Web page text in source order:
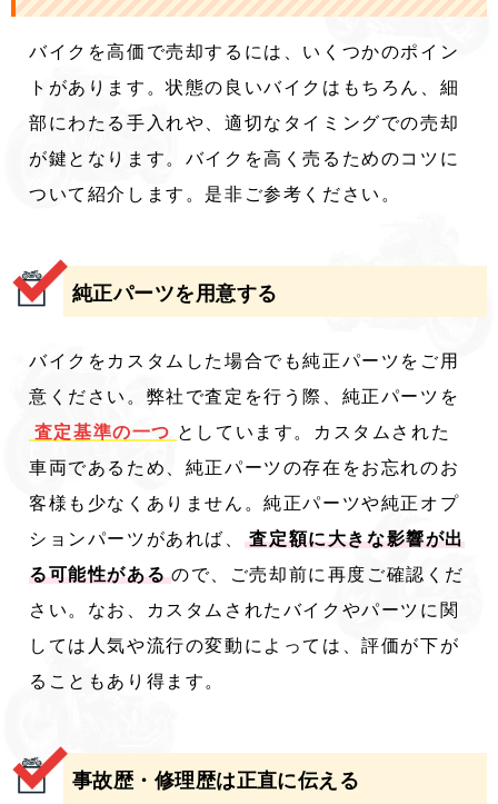
バイクを高価で売却するには、いくつかのポイン
トがあります。状態の良いバイクはもちろん、細
部にわたる手入れや、適切なタイミングでの売却
が鍵となります。バイクを高く売るためのコツに
ついて紹介します。是非ご参考ください。
純正パーツを用意する
バイクをカスタムした場合でも純正パーツをご用
意ください。弊社で査定を行う際、純正パーツを
査定基準の一つ としています。カスタムされた
車両であるため、純正パーツの存在をお忘れのお
客様も少なくありません。純正パーツや純正オプ
ションパーツがあれば、
査定額に大きな影響が出
る可能性がある ので、ご売却前に再度ご確認くだ
さい。なお、カスタムされたバイクやパーツに関
しては人気や流行の変動によっては、評価が下が
ることもあり得ます。
事故歴・修理歴は正直に伝える